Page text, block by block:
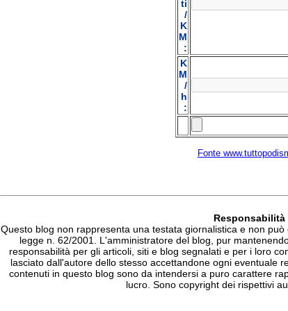
ti
/
K
M
:
K
M
/
h
:
Fonte
Responsabilità
Questo blog non rappresenta una testata giornalistica e non
legge n. 62/2001. L'amministratore del blog, pur
responsabilità per gli articoli, siti e blog segnalati e per i loro
lasciato dall'autore dello stesso accettandone ogni eventuale
contenuti in questo blog sono da intendersi a puro carattere
lucro. Sono copyright dei rispettivi